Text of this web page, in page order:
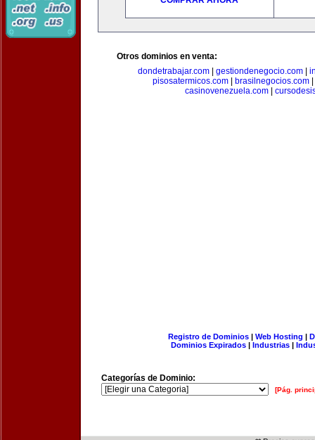
Otros dominios en venta:
dondetrabajar.com| gestiondenegocio.com|
pisosatermicos.com
brasilnegocios.com
casinovenezuela.com
Registro de Dominios| Web Hosting |
Dominios Expirados | Industrias |
Categorías de Dominio:
[Pág.